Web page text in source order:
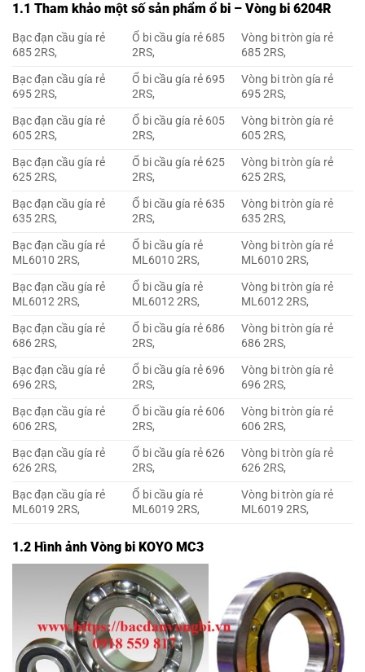
1.1 Tham khảo một số sản phẩm ổ bi – Vòng bi 6204R
Bạc đạn cầu gía rẻ
685 2RS,
Ổ bi cầu gía rẻ 685
2RS,
Vòng bi tròn gía rẻ
685 2RS,
Bạc đạn cầu gía rẻ
695 2RS,
Ổ bi cầu gía rẻ 695
2RS,
Vòng bi tròn gía rẻ
695 2RS,
Bạc đạn cầu gía rẻ
605 2RS,
Ổ bi cầu gía rẻ 605
2RS,
Vòng bi tròn gía rẻ
605 2RS,
Bạc đạn cầu gía rẻ
625 2RS,
Ổ bi cầu gía rẻ 625
2RS,
Vòng bi tròn gía rẻ
625 2RS,
Bạc đạn cầu gía rẻ
635 2RS,
Ổ bi cầu gía rẻ 635
2RS,
Vòng bi tròn gía rẻ
635 2RS,
Bạc đạn cầu gía rẻ
ML6010 2RS,
Ổ bi cầu gía rẻ
ML6010 2RS,
Vòng bi tròn gía rẻ
ML6010 2RS,
Bạc đạn cầu gía rẻ
ML6012 2RS,
Ổ bi cầu gía rẻ
ML6012 2RS,
Vòng bi tròn gía rẻ
ML6012 2RS,
Bạc đạn cầu gía rẻ
686 2RS,
Ổ bi cầu gía rẻ 686
2RS,
Vòng bi tròn gía rẻ
686 2RS,
Bạc đạn cầu gía rẻ
696 2RS,
Ổ bi cầu gía rẻ 696
2RS,
Vòng bi tròn gía rẻ
696 2RS,
Bạc đạn cầu gía rẻ
606 2RS,
Ổ bi cầu gía rẻ 606
2RS,
Vòng bi tròn gía rẻ
606 2RS,
Bạc đạn cầu gía rẻ
626 2RS,
Ổ bi cầu gía rẻ 626
2RS,
Vòng bi tròn gía rẻ
626 2RS,
Bạc đạn cầu gía rẻ
ML6019 2RS,
Ổ bi cầu gía rẻ
ML6019 2RS,
Vòng bi tròn gía rẻ
ML6019 2RS,
1.2 Hình ảnh Vòng bi KOYO MC3